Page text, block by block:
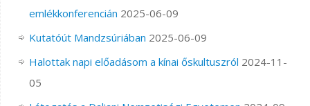
emlékkonferencián 2025-06-09
Kutatóút Mandzsúriában 2025-06-09
Halottak napi előadásom a kínai őskultuszról 2024-11-
05